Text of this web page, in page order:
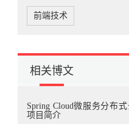
前端技术
相关博文
Spring Cloud微服务分布
项目简介